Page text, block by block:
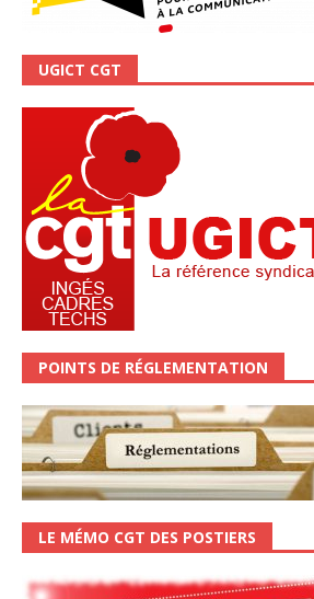
UGICT CGT
POINTS DE RÉGLEMENTATION
LE MÉMO CGT DES POSTIERS